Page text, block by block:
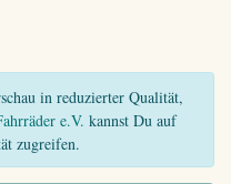
in reduzierter Qualität,
e.V. kannst Du auf
zugreifen.